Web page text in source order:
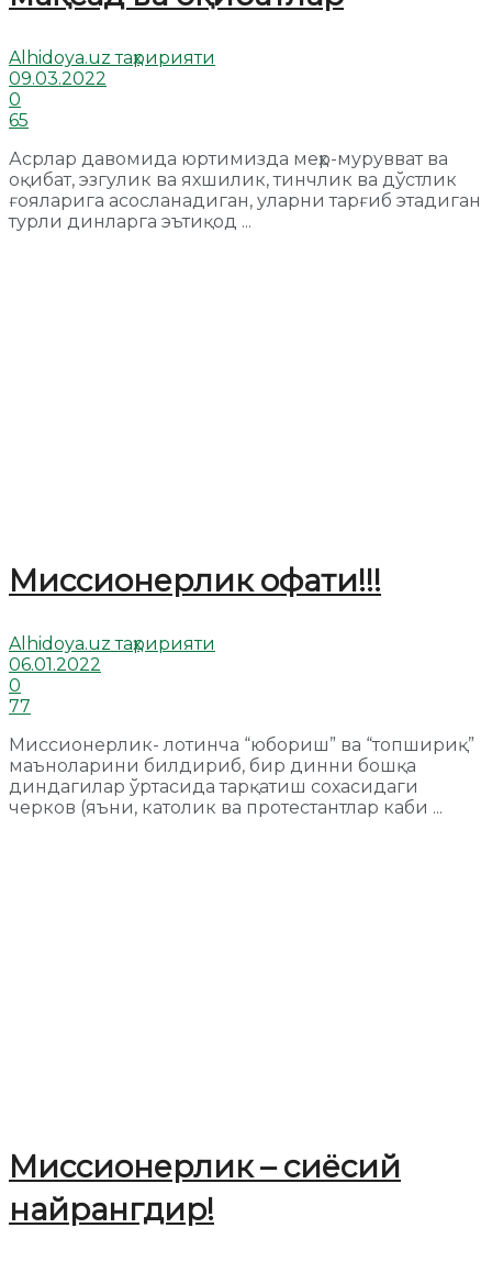
Alhidoya.uz таҳририяти
09.03.2022
0
65
Асрлар давомида юртимизда меҳр-мурувват ва
оқибат, эзгулик ва яхшилик, тинчлик ва дўстлик
ғояларига асосланадиган, уларни тарғиб этадиган
турли динларга эътиқод ...
Миссионерлик офати!!!
Alhidoya.uz таҳририяти
06.01.2022
0
77
Миссионерлик- лотинча “юбориш” ва “топшириқ”
маъноларини билдириб, бир динни бошқа
диндагилар ўртасида тарқатиш сохасидаги
черков (яъни, католик ва протестантлар каби ...
Миссионерлик – сиёсий
найрангдир!